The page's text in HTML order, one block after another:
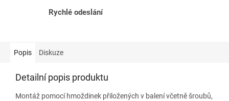
Rychlé odeslání
Popis Diskuze
Detailní popis produktu
Montáž pomocí hmoždinek přiložených v balení včetně šroubů,